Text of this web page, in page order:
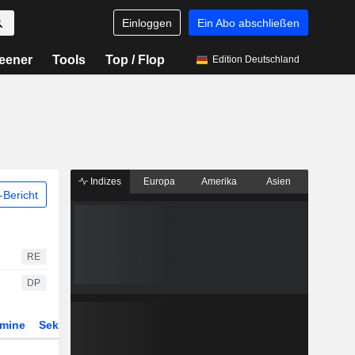
Einloggen Ein Abo abschließen
Tools Top / Flop Edition Deutschland
Bericht
RE
DP
Sektor
Indizes Europa Amerika Asien